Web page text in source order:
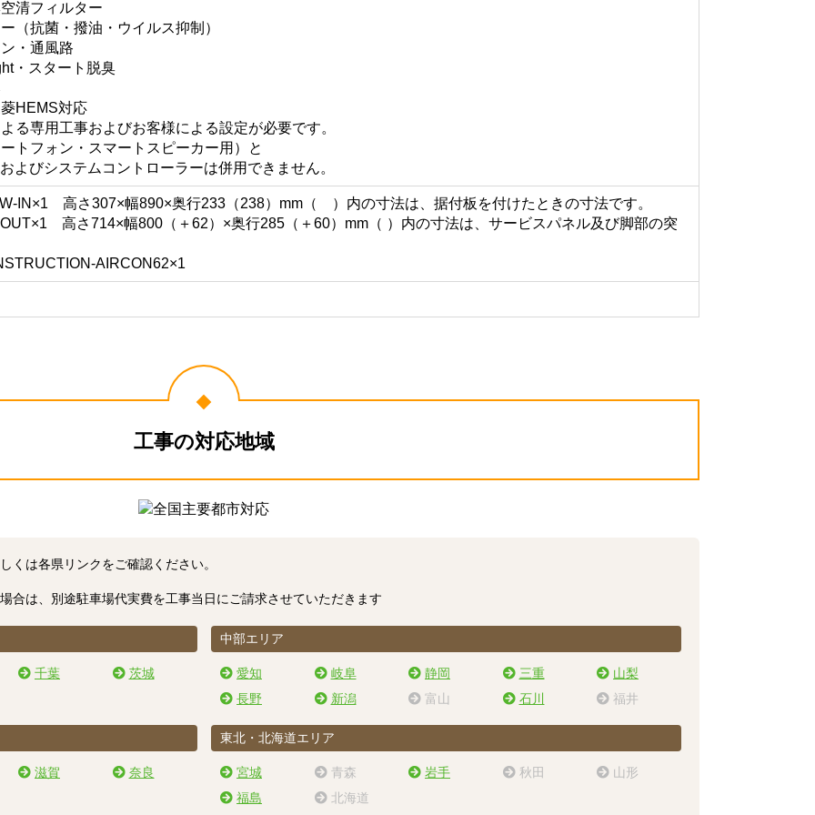
清フィルター
（抗菌・撥油・ウイルス抑制）
・通風路
・スタート脱臭
HEMS対応
る専用工事およびお客様による設定が必要です。
トフォン・スマートスピーカー用）と
よびシステムコントローラーは併用できません。
IN×1 高さ307×幅890×奥行233（238）mm（ ）内の寸法は、据付板を付けたときの寸法です。
高さ714×幅800（＋62）×奥行285（＋60）mm（ ）内の寸法は、サービスパネル及び脚部の突
AIRCON62×1
工事の対応地域
くは各県リンクをご確認ください。
合は、別途駐車場代実費を工事当日にご請求させていただきます
千葉 茨城
中部エリア
愛知 岐阜 静岡 三重
山梨
長野
新潟 富山 石川 福井
滋賀 奈良
東北・北海道エリア
宮城 青森 岩手 秋田
山形
福島
北海道